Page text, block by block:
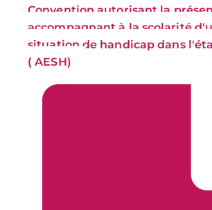
Convention autorisant la
accompagnant à la scolarité
situation de handicap dans
( AESH)